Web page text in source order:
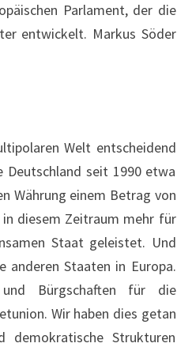
Parlament, der die
entwickelt. Markus Söder
Welt entscheidend
seit 1990 etwa
Währung einem Betrag von
diesem Zeitraum mehr für
Staat geleistet. Und
Staaten in Europa.
Bürgschaften für die
Wir haben dies getan
Strukturen